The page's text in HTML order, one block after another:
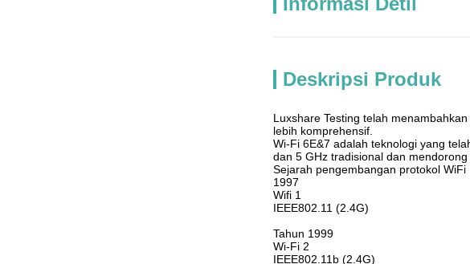
Deskripsi Produk
Luxshare Testing telah
lebih komprehensif.
Wi-Fi 6E&7 adalah teknologi yang
dan 5 GHz tradisional dan mendorong
Sejarah pengembangan protokol WiFi
1997
Wifi 1
IEEE802.11 (2.4G)
Tahun 1999
Wi-Fi 2
IEEE802.11b (2.4G)